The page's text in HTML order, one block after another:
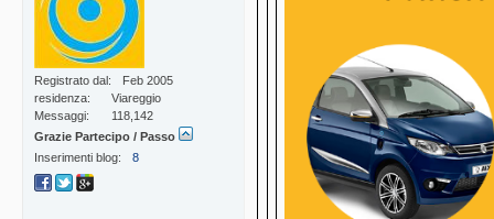
Registrato dal
Feb 2005
residenza
Viareggio
Messaggi
118,142
Grazie Partecipo / Passo
Inserimenti blog
8